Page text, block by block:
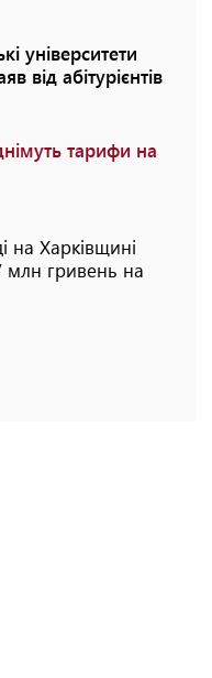
університети
від абітурієнтів
тарифи на
на Харківщині
млн гривень на